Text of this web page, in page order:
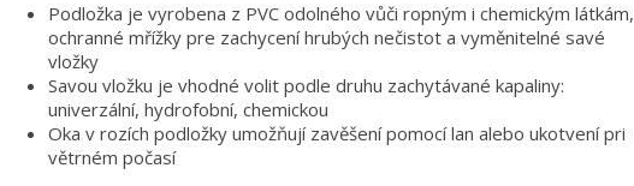
Podložka je vyrobena z PVC odolného vůči ropným i chemickým látkám,
ochranné mřížky pre zachycení hrubých nečistot a vyměnitelné savé
vložky
Savou vložku je vhodné volit podle druhu zachytávané kapaliny:
univerzální, hydrofobní, chemickou
Oka v rozích podložky umožňují zavěšení pomocí lan alebo ukotvení pri
větrném počasí